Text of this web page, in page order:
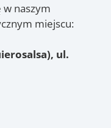
w naszym
miejscu:
ul.